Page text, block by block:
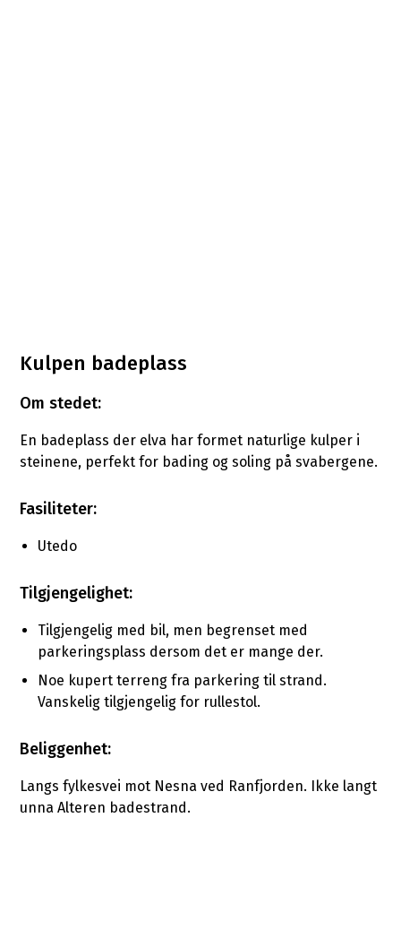
Kulpen badeplass
Om stedet:
En badeplass der elva har formet naturlige kulper i
steinene, perfekt for bading og soling på svabergene.
Fasiliteter:
Utedo
Tilgjengelighet:
Tilgjengelig med bil, men begrenset med
parkeringsplass dersom det er mange der.
Noe kupert terreng fra parkering til strand.
Vanskelig tilgjengelig for rullestol.
Beliggenhet:
Langs fylkesvei mot Nesna ved Ranfjorden. Ikke langt
unna Alteren badestrand.